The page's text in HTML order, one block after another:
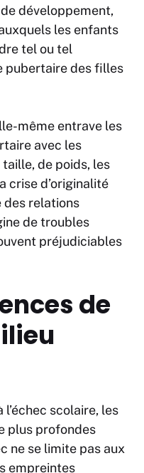
développement,
les enfants
tel ou tel
pubertaire des filles
même entrave les
avec les
de poids, les
crise d’originalité
des relations
de troubles
préjudiciables
de
scolaire, les
plus profondes
ne se limite pas aux
empreintes